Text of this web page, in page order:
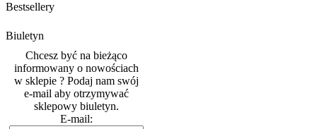
Bestsellery
Biuletyn
Chcesz być na bieżąco
informowany o nowościach
w sklepie ? Podaj nam swój
e-mail aby otrzymywać
sklepowy biuletyn.
E-mail: